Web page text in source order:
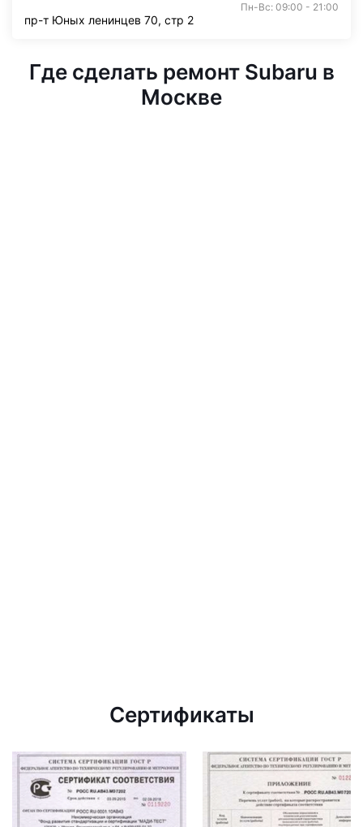
Пн-Вс: 09:00 - 21:00
пр-т Юных ленинцев 70, стр 2
Где сделать ремонт Subaru в
Москве
Сертификаты